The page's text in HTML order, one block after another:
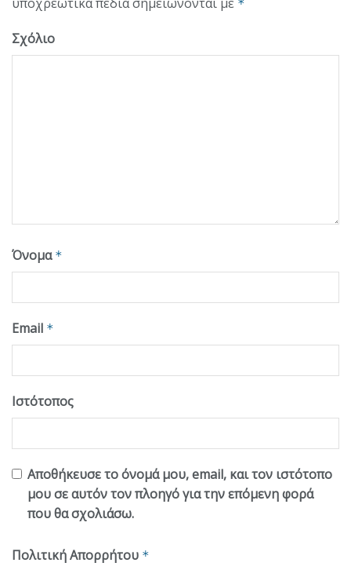
*
Σχόλιο
Όνομα *
Email *
Ιστότοπος
Αποθήκευσε το όνομά μου, email, και τον ιστότοπο
μου σε αυτόν τον πλοηγό για την επόμενη φορά
που θα σχολιάσω.
Πολιτική Απορρήτου *